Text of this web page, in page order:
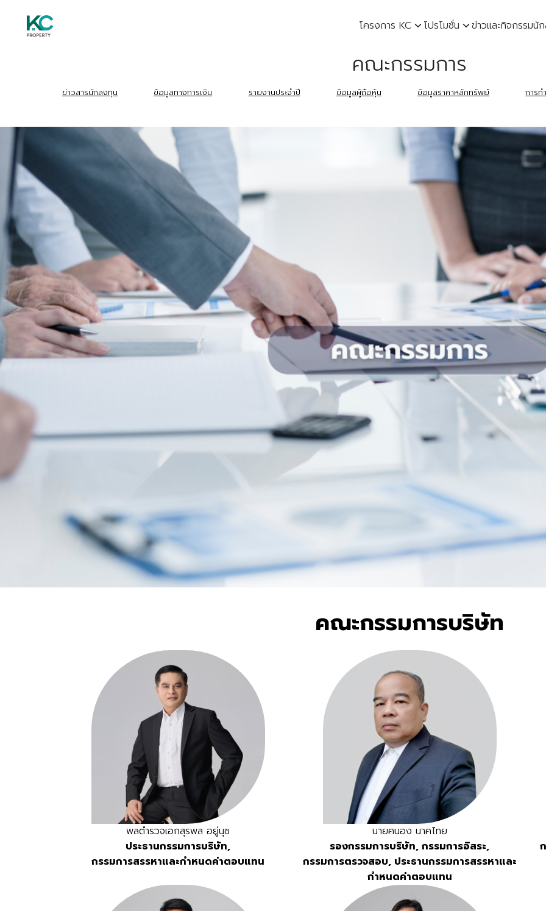
content
โครงการ KC โปรโมชั่น ข่าวและกิจกรรมนั
คณะกรรมการ
ข่าวสารนักลงทุน ข้อมูลทางการเงิน รายงานประจำปี ข้อมูลผู้ถือหุ้น ข้อมูลราคาหลักทรัพย์ การก
คณะกรรมการบริษัท
พลตำรวจเอกสุรพล อยู่นุช
ประธานกรรมการบริษัท,
กรรมการสรรหาและกำหนดค่าตอบแทน
นายคนอง นาคไทย
รองกรรมการบริษัท, กรรมการอิสระ,
กรรมการตรวจสอบ, ประธานกรรมการสรรหาและ
กำหนดค่าตอบแทน